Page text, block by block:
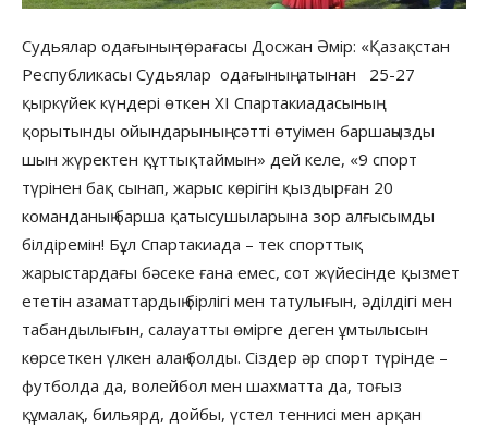
Судьялар одағының төрағасы Досжан Әмір: «Қазақстан
Республикасы Судьялар одағының атынан 25-27
қыркүйек күндері өткен XI Спартакиадасының
қорытынды ойындарының сәтті өтуімен баршаңызды
шын жүректен құттықтаймын» дей келе, «9 спорт
түрінен бақ сынап, жарыс көрігін қыздырған 20
команданың барша қатысушыларына зор алғысымды
білдіремін! Бұл Спартакиада – тек спорттық
жарыстардағы бәсеке ғана емес, сот жүйесінде қызмет
ететін азаматтардың бірлігі мен татулығын, әділдігі мен
табандылығын, салауатты өмірге деген ұмтылысын
көрсеткен үлкен алаң болды. Сіздер әр спорт түрінде –
футболда да, волейбол мен шахматта да, тоғыз
құмалақ, бильярд, дойбы, үстел теннисі мен арқан